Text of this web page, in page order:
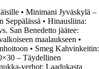
• Minimani Jyväskylä –
Seppälässä • Hinausliina:
San Benedetto jäätee:
maalaukseen •
• Smeg Kahvinkeitin:
– Täydellinen
verhot: Laadukasta